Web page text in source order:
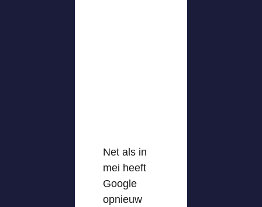
Net als in
mei heeft
Google
opnieuw